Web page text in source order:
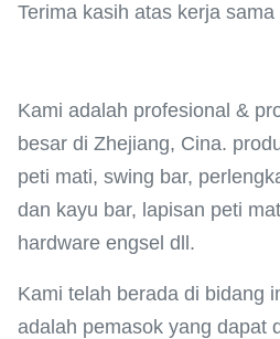
Terima kasih atas kerja
Kami adalah profesional &
besar di Zhejiang, Cina.
peti mati, swing bar,
dan kayu bar, lapisan peti
hardware engsel dll.
Kami telah berada di bidang
adalah pemasok yang dapat